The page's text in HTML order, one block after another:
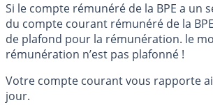
Si le compte rémunéré de la BPE a un
du compte courant rémunéré de la
de plafond pour la rémunération. le
rémunération n’est pas plafonné !
Votre compte courant vous rapporte
jour.